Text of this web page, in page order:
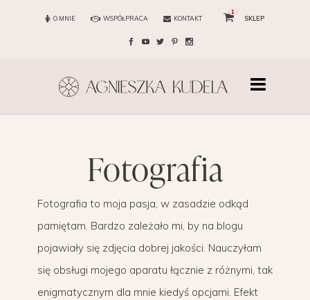
O MNIE WSPÓŁPRACA KONTAKT
1
SKLEP
fotografia
Fotografia to moja pasja, w zasadzie odkąd
pamiętam. Bardzo zależało mi, by na blogu
pojawiały się zdjęcia dobrej jakości. Nauczyłam
się obsługi mojego aparatu łącznie z różnymi, tak
enigmatycznym dla mnie kiedyś opcjami. Efekt